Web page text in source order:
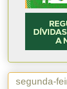
segunda-